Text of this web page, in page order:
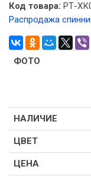
Код товара: РТ-
Распродажа